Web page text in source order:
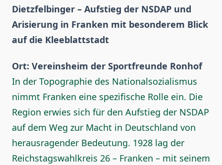
Dietzfelbinger – Aufstieg der NSDAP und
Arisierung in Franken mit besonderem Blick
auf die Kleeblattstadt
Ort: Vereinsheim der Sportfreunde Ronhof
In der Topographie des Nationalsozialismus
nimmt Franken eine spezifische Rolle ein. Die
Region erwies sich für den Aufstieg der NSDAP
auf dem Weg zur Macht in Deutschland von
herausragender Bedeutung. 1928 lag der
Reichstagswahlkreis 26 – Franken – mit seinem